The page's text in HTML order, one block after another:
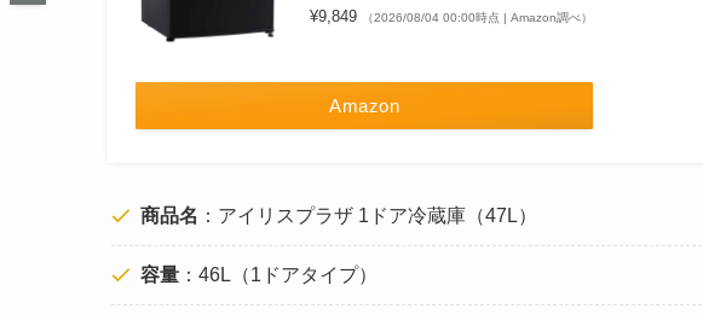
¥9,849 （2026/08/04 00:00時点 | Amazon調べ）
Amazon
商品名 ：アイリスプラザ 1ドア冷蔵庫（47L）
容量 ：46L（1ドアタイプ）